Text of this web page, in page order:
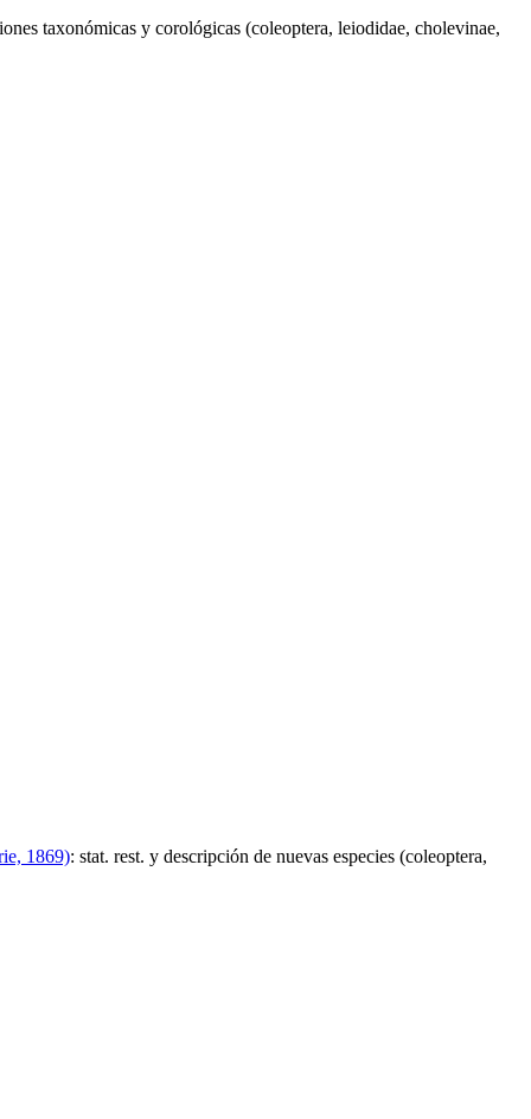
taxonómicas y corológicas (coleoptera, leiodidae, cholevinae,
1869): stat. rest. y descripción de nuevas especies (coleoptera,